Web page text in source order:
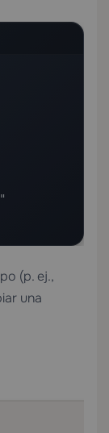
(p. ej.,
una